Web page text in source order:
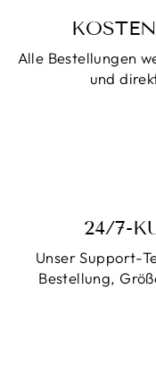
Alle Bestellungen
und
24/7-
Unser Support-
Bestellung,